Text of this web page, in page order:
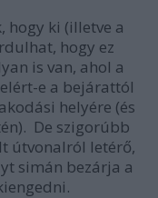
hogy ki (illetve a
hogy ez
is van, ahol a
e a bejárattól
helyére (és
De szigorúbb
útvonalról letérő,
simán bezárja a